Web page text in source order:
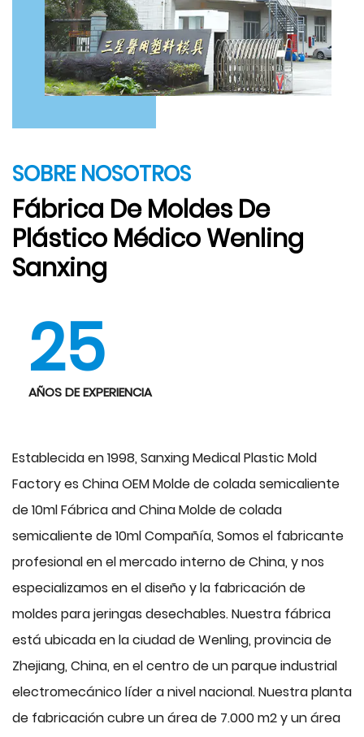
SOBRE NOSOTROS
Fábrica De Moldes De
Plástico Médico Wenling
Sanxing
25
AÑOS DE EXPERIENCIA
Establecida en 1998, Sanxing Medical Plastic Mold
Factory es ChinaOEM Molde de colada semicaliente
de 10ml FábricaandChina Molde de colada
semicaliente de 10ml Compañía, Somos el fabricante
profesional en el mercado interno de China, y nos
especializamos en el diseño y la fabricación de
moldes para jeringas desechables. Nuestra fábrica
está ubicada en la ciudad de Wenling, provincia de
Zhejiang, China, en el centro de un parque industrial
electromecánico líder a nivel nacional. Nuestra planta
de fabricación cubre un área de 7.000 m2 y un área